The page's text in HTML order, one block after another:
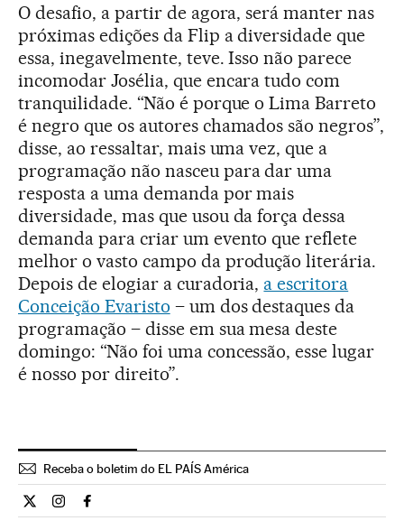
O desafio, a partir de agora, será manter nas
próximas edições da Flip a diversidade que
essa, inegavelmente, teve. Isso não parece
incomodar Josélia, que encara tudo com
tranquilidade. “Não é porque o Lima Barreto
é negro que os autores chamados são negros”,
disse, ao ressaltar, mais uma vez, que a
programação não nasceu para dar uma
resposta a uma demanda por mais
diversidade, mas que usou da força dessa
demanda para criar um evento que reflete
melhor o vasto campo da produção literária.
Depois de elogiar a curadoria, a escritora
Conceição Evaristo – um dos destaques da
programação – disse em sua mesa deste
domingo: “Não foi uma concessão, esse lugar
é nosso por direito”.
Receba o boletim do EL PAÍS América
Cultura El País Brasil en Twitter
Cultura El País Brasil en Instagram
Cultura El País Brasil en Facebook